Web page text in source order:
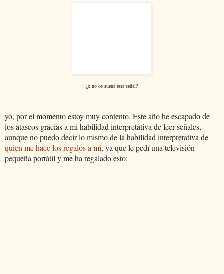
¿o no os suena esta señal?
yo, por el momento estoy muy contento. Este año he escapado de
los atascos gracias a mi habilidad interpretativa de leer señales,
aunque no puedo decir lo mismo de la habilidad interpretativa de
quien me hace los regalos a mi, ya que le pedí una televisión
pequeña portátil y me ha regalado esto: